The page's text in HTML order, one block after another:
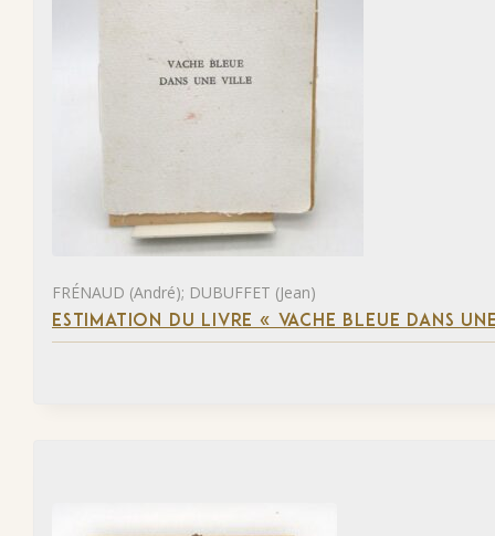
FRÉNAUD (André); DUBUFFET (Jean)
ESTIMATION DU LIVRE « VACHE BLEUE DANS